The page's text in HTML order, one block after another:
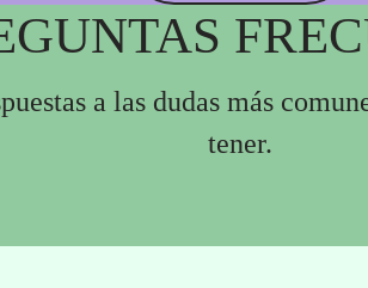
a las dudas más
tener.